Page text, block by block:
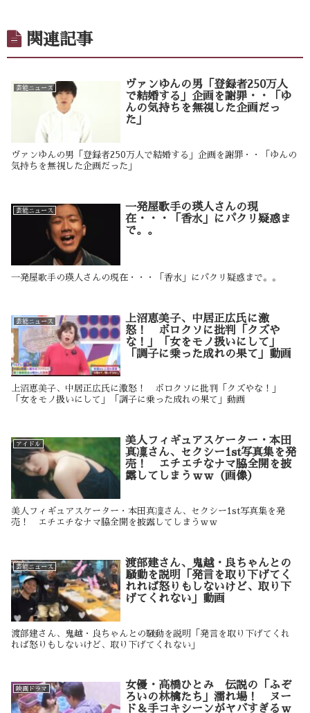
関連記事
芸能ニュース
ヴァンゆんの男「登録者250万人
で結婚する」企画を謝罪・・「ゆ
んの気持ちを無視した企画だっ
た」
ヴァンゆんの男「登録者250万人で結婚する」企画を謝罪・・「ゆんの
気持ちを無視した企画だった」
芸能ニュース
一発屋歌手の瑛人さんの現
在・・・「香水」にパクリ疑惑ま
で。。
一発屋歌手の瑛人さんの現在・・・「香水」にパクリ疑惑まで。。
芸能ニュース
上沼恵美子、中居正広氏に激
怒！ ボロクソに批判「クズや
な！」「女をモノ扱いにして」
「調子に乗った成れの果て」動画
上沼恵美子、中居正広氏に激怒！ ボロクソに批判「クズやな！」
「女をモノ扱いにして」「調子に乗った成れの果て」動画
アイドル
美人フィギュアスケーター・本田
真凜さん、セクシー1st写真集を発
売！ エチエチなナマ脇全開を披
露してしまうｗｗ（画像）
美人フィギュアスケーター・本田真凜さん、セクシー1st写真集を発
売！ エチエチなナマ脇全開を披露してしまうｗｗ
芸能ニュース
渡部建さん、鬼越・良ちゃんとの
騒動を説明「発言を取り下げてく
れれば怒りもしないけど、取り下
げてくれない」動画
渡部建さん、鬼越・良ちゃんとの騒動を説明「発言を取り下げてくれ
れば怒りもしないけど、取り下げてくれない」
映画ドラマ
女優・高橋ひとみ 伝説の「ふぞ
ろいの林檎たち」濡れ場！ ヌー
ド＆手コキシーンがヤバすぎるｗ